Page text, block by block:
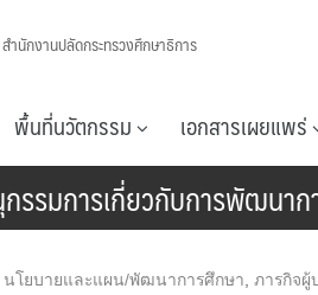
สำนักงานปลัดกระทรวงศึกษาธิการ
พื้นที่นวัตกรรม เอกสารเผยแพร่
รรมการเกี่ยวกับการพัฒนา
นโยบายและแผน/พัฒนาการศึกษา ภารกิจผู้